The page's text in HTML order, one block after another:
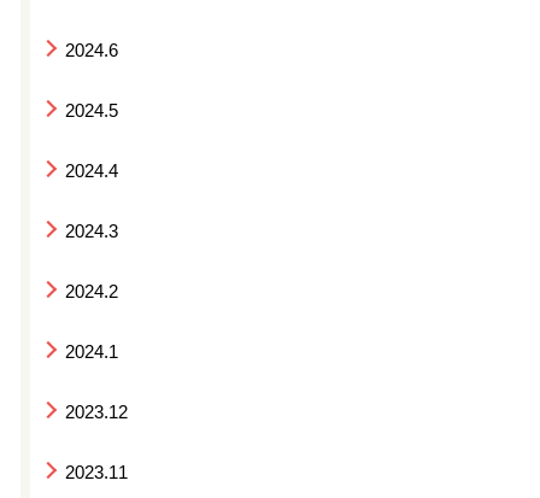
2024.6
2024.5
2024.4
2024.3
2024.2
2024.1
2023.12
2023.11